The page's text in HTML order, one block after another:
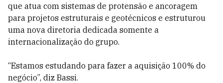
que atua com sistemas de protensão e ancoragem
para projetos estruturais e geotécnicos e estruturou
uma nova diretoria dedicada somente a
internacionalização do grupo.
“Estamos estudando para fazer a aquisição 100% do
negócio”, diz Bassi.